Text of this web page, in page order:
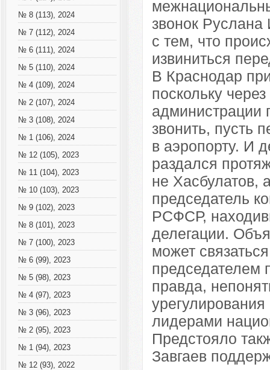
№ 8 (113), 2024
№ 7 (112), 2024
№ 6 (111), 2024
№ 5 (110), 2024
№ 4 (109), 2024
№ 2 (107), 2024
№ 3 (108), 2024
№ 1 (106), 2024
№ 12 (105), 2023
№ 11 (104), 2023
№ 10 (103), 2023
№ 9 (102), 2023
№ 8 (101), 2023
№ 7 (100), 2023
№ 6 (99), 2023
№ 5 (98), 2023
№ 4 (97), 2023
№ 3 (96), 2023
№ 2 (95), 2023
№ 1 (94), 2023
№ 12 (93), 2022
звонок Руслана
с тем, что
извиниться
В Краснодар
поскольку
администрации
звонить, пусть
в аэропорту. И
раздался
не Хасбулатов,
председатель
РСФСР,
делегации.
может
председателем
правда,
лидерами
Предстояло
Завгаев